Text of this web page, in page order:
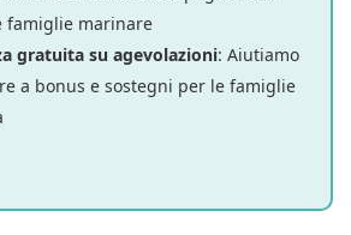
famiglie marinare
gratuita su agevolazioni: Aiutiamo
a bonus e sostegni per le famiglie